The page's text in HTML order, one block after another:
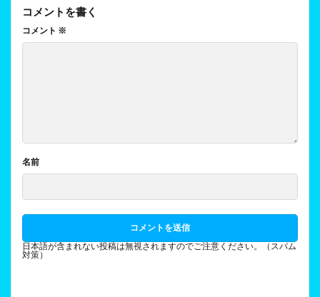
コメントを書く
コメント ※
名前
日本語が含まれない投稿は無視されますのでご注意ください。（スパム
対策）